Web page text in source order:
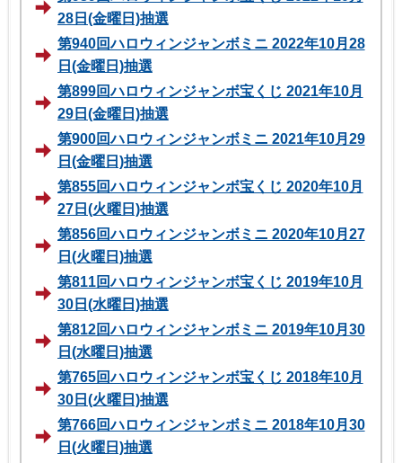
28日(金曜日)抽選
第940回ハロウィンジャンボミニ 2022年10月28
日(金曜日)抽選
第899回ハロウィンジャンボ宝くじ 2021年10月
29日(金曜日)抽選
第900回ハロウィンジャンボミニ 2021年10月29
日(金曜日)抽選
第855回ハロウィンジャンボ宝くじ 2020年10月
27日(火曜日)抽選
第856回ハロウィンジャンボミニ 2020年10月27
日(火曜日)抽選
第811回ハロウィンジャンボ宝くじ 2019年10月
30日(水曜日)抽選
第812回ハロウィンジャンボミニ 2019年10月30
日(水曜日)抽選
第765回ハロウィンジャンボ宝くじ 2018年10月
30日(火曜日)抽選
第766回ハロウィンジャンボミニ 2018年10月30
日(火曜日)抽選